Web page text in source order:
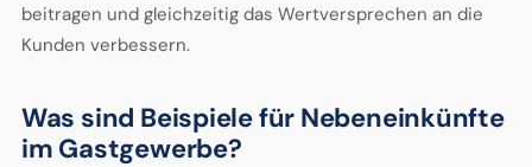
beitragen und gleichzeitig das Wertversprechen an die
Kunden verbessern.
Was sind Beispiele für Nebeneinkünfte
im Gastgewerbe?